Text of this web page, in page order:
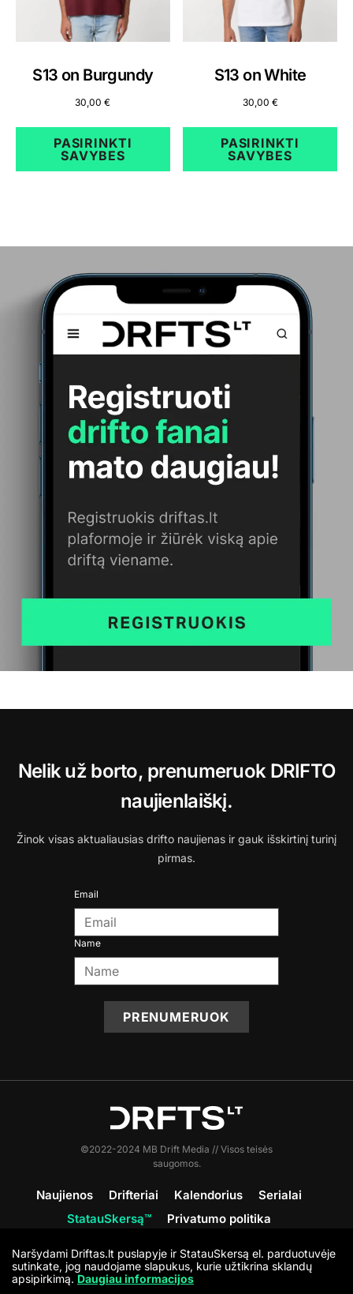
S13 on Burgundy
30,00€
PASIRINKTI
SAVYBES
S13 on White
30,00 €
PASIRINKTI
SAVYBES
Nelik už borto, prenumeruok DRIFTO
naujienlaiškį.
Žinok visas aktualiausias drifto naujienas ir gauk išskirtinį turinį
pirmas.
Email
Name
PRENUMERUOK
©2022-2024 MB Drift Media // Visos teisės
saugomos.
Naujienos Drifteriai Kalendorius
Serialai
StatauSkersą™
Privatumo politika
Prisijunk
Naršydami Driftas.lt puslapyje ir StatauSkersą el. parduotuvėje
sutinkate, jog naudojame slapukus, kurie užtikrina sklandų
apsipirkimą. Daugiau informacijos